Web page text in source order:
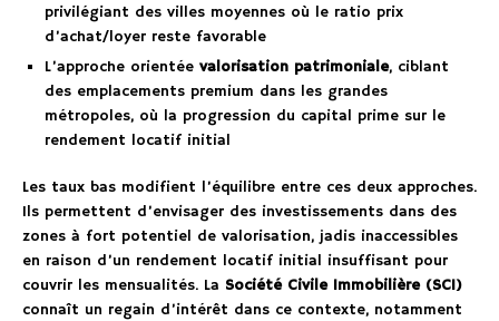
privilégiant des villes moyennes où le ratio prix
d’achat/loyer reste favorable
L’approche orientée valorisation patrimoniale, ciblant
des emplacements premium dans les grandes
métropoles, où la progression du capital prime sur le
rendement locatif initial
Les taux bas modifient l’équilibre entre ces deux approches.
Ils permettent d’envisager des investissements dans des
zones à fort potentiel de valorisation, jadis inaccessibles
en raison d’un rendement locatif initial insuffisant pour
couvrir les mensualités. La Société Civile Immobilière (SCI)
connaît un regain d’intérêt dans ce contexte, notamment